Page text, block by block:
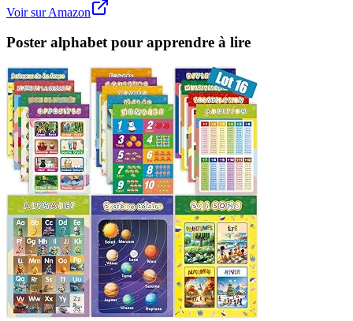
Voir sur Amazon
Poster alphabet pour apprendre à lire